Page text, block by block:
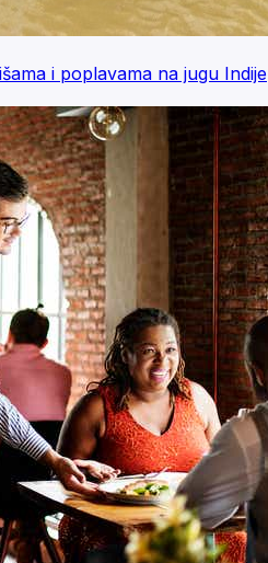
i poplavama na jugu Indije